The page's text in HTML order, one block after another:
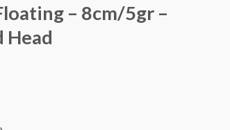
– 8cm/5gr –
Head